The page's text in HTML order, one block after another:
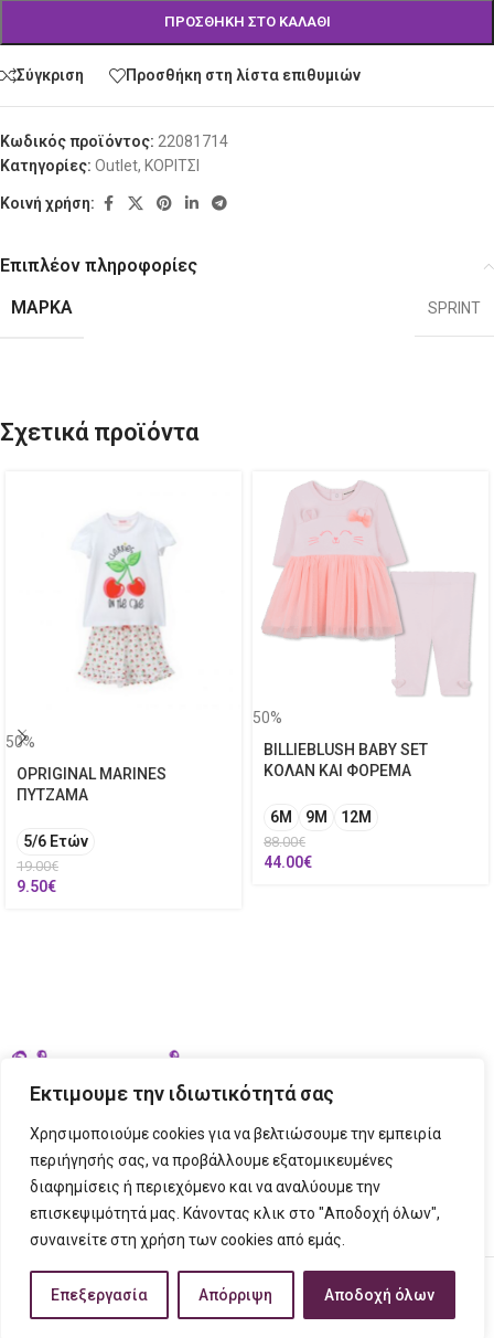
Εκτιμουμε την ιδιωτικότητά σας
Χρησιμοποιούμε cookies για να βελτιώσουμε την εμπειρία
περιήγησής σας, να προβάλλουμε εξατομικευμένες
διαφημίσεις ή περιεχόμενο και να αναλύουμε την
επισκεψιμότητά μας. Κάνοντας κλικ στο "Αποδοχή όλων",
συναινείτε στη χρήση των cookies από εμάς.
Επεξεργασία Απόρριψη Αποδοχή όλων
ΠΡΟΣΘΉΚΗ ΣΤΟ ΚΑΛΆΘΙ
Σύγκριση Προσθήκη στη λίστα επιθυμιών
Κωδικός προϊόντος: 22081714
Κατηγορίες: Outlet, ΚΟΡΙΤΣΙ
Κοινή χρήση:
Επιπλέον πληροφορίες
ΜΆΡΚΑ
SPRINT
Σχετικά προϊόντα
50%
OPRIGINAL MARINES
ΠΥΤΖΑΜΑ
5/6 Ετών
19.00€
9.50€
50%
BILLIEBLUSH BABY SET
ΚΟΛΑΝ ΚΑΙ ΦΟΡΕΜΑ
6M 9M 12Μ
88.00€
44.00€
ΣΤΟΙΧΕΙΑ ΕΠΙΚΟΙΝΩΝΙΑΣ
ΠΛΗΡΟΦΟΡΙΕΣ
FIGURINO 2023 CREATED BYTech PlaceCreative Ideas Creative Solutions.